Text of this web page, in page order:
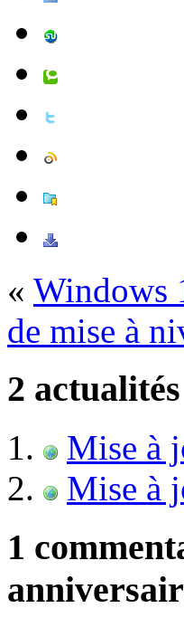
« Windows
de mise à
2
Mise à
Mise à
1